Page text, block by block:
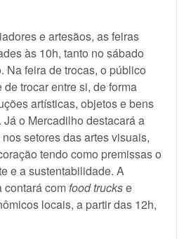
e artesãos, as feiras
às 10h, tanto no sábado
Na feira de trocas, o público
trocar entre si, de forma
artísticas, objetos e bens
o Mercadilho destacará a
setores das artes visuais,
tendo como premissas o
e a sustentabilidade. A
contará comfood truckse
locais, a partir das 12h,